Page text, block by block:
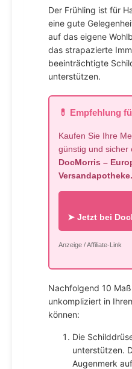
Der Frühling ist für
eine gute
auf das eigene
das strapazierte
beeinträchtigte
unterstützen.
💊 Empfehlung
Kaufen Sie Ihre
günstig und sicher
DocMorris –
Versandapotheke.
➤ Jetzt bei
Anzeige / Affiliate-Link
Nachfolgend 10
unkompliziert in
können:
Die
unterstützen.
Augenmerk